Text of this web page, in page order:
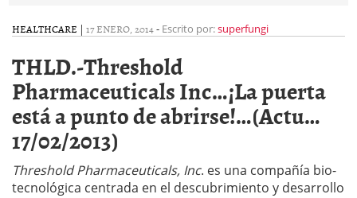
HEALTHCARE | 17 ENERO, 2014- Escrito por:superfungi
THLD.-Threshold
Pharmaceuticals Inc…¡La puerta
está a punto de abrirse!…(Actu…
17/02/2013)
Threshold Pharmaceuticals, Inc. es una compañía bio-
tecnológica centrada en el descubrimiento y desarrollo